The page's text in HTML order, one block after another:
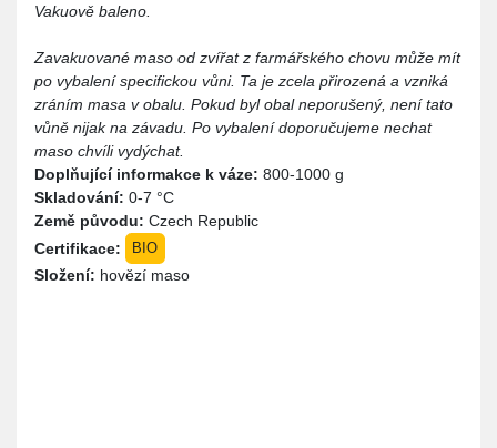
Vakuově baleno.
Zavakuované maso od zvířat z farmářského chovu může mít
po vybalení specifickou vůni. Ta je zcela přirozená a vzniká
zráním masa v obalu. Pokud byl obal neporušený, není tato
vůně nijak na závadu. Po vybalení doporučujeme nechat
maso chvíli vydýchat.
Doplňující informakce k váze: 800-1000 g
Skladování: 0-7 °C
Země původu: Czech Republic
Certifikace:
BIO
Složení: hovězí maso